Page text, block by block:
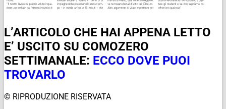
L’ARTICOLO CHE HAI APPENA LETTO
E’ USCITO SU COMOZERO
SETTIMANALE: ECCO DOVE PUOI
TROVARLO
© RIPRODUZIONE RISERVATA